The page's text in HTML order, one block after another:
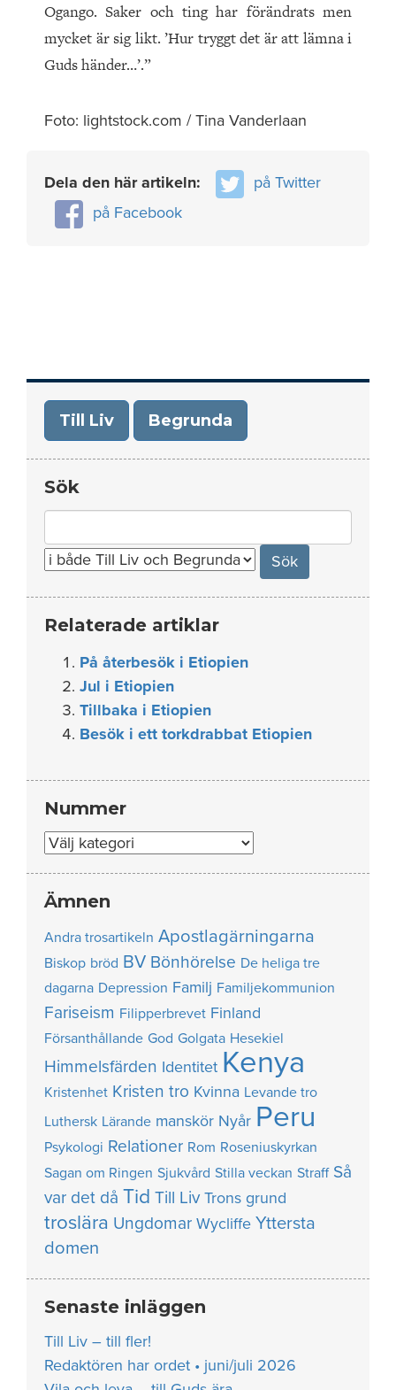
Ogango. Saker och ting har förändrats men
mycket är sig likt. ’Hur tryggt det är att lämna i
Guds händer…’.”
Foto: lightstock.com / Tina Vanderlaan
Dela den här artikeln:
på Twitter
på Facebook
Till Liv Begrunda
Sök
for:
Relaterade artiklar
På återbesök i Etiopien
Jul i Etiopien
Tillbaka i Etiopien
Besök i ett torkdrabbat Etiopien
Nummer
Nummer
Ämnen
Andra trosartikeln Apostlagärningarna
Biskop bröd BV Bönhörelse De heliga tre
dagarna Depression Familj Familjekommunion
Fariseism Filipperbrevet Finland
Försanthållande God Golgata Hesekiel
Himmelsfärden Identitet Kenya
Kristenhet Kristen tro Kvinna Levande tro
Luthersk Lärande manskör Nyår Peru
Psykologi Relationer Rom Roseniuskyrkan
Sagan om Ringen Sjukvård Stilla veckan Straff Så
var det då Tid Till Liv Trons grund
troslära Ungdomar Wycliffe Yttersta
domen
Senaste inläggen
Till Liv – till fler!
Redaktören har ordet • juni/juli 2026